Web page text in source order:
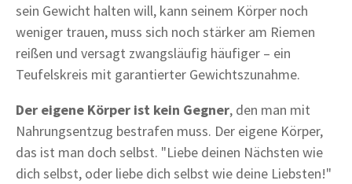
sein Gewicht halten will, kann seinem Körper noch
weniger trauen, muss sich noch stärker am Riemen
reißen und versagt zwangsläufig häufiger – ein
Teufelskreis mit garantierter Gewichtszunahme.
Der eigene Körper ist kein Gegner, den man mit
Nahrungsentzug bestrafen muss. Der eigene Körper,
das ist man doch selbst. "Liebe deinen Nächsten wie
dich selbst, oder liebe dich selbst wie deine Liebsten!"